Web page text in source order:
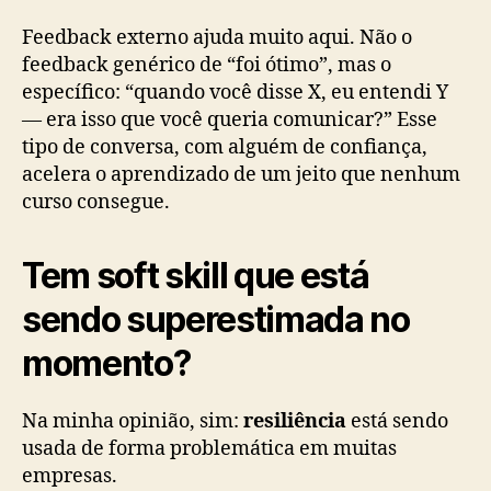
Feedback externo ajuda muito aqui. Não o
feedback genérico de “foi ótimo”, mas o
específico: “quando você disse X, eu entendi Y
— era isso que você queria comunicar?” Esse
tipo de conversa, com alguém de confiança,
acelera o aprendizado de um jeito que nenhum
curso consegue.
Tem soft skill que está
sendo superestimada no
momento?
Na minha opinião, sim: resiliência está sendo
usada de forma problemática em muitas
empresas.